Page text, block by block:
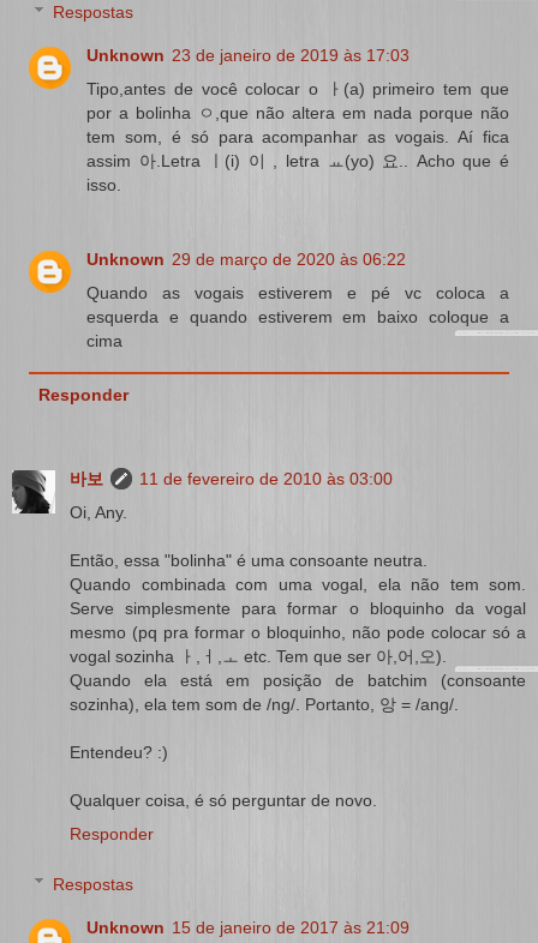
Respostas
Unknown 23 de janeiro de 2019 às 17:03
Tipo,antes de você colocar o ㅏ(a) primeiro tem que
por a bolinha ㅇ,que não altera em nada porque não
tem som, é só para acompanhar as vogais. Aí fica
assim 아.Letra ㅣ(i) 이 , letra ㅛ(yo) 요.. Acho que é
isso.
Unknown 29 de março de 2020 às 06:22
Quando as vogais estiverem e pé vc coloca a
esquerda e quando estiverem em baixo coloque a
cima
Responder
바보
11 de fevereiro de 2010 às 03:00
Oi, Any.
Então, essa "bolinha" é uma consoante neutra.
Quando combinada com uma vogal, ela não tem som.
Serve simplesmente para formar o bloquinho da vogal
mesmo (pq pra formar o bloquinho, não pode colocar só a
vogal sozinha ㅏ,ㅓ,ㅗ etc. Tem que ser 아,어,오).
Quando ela está em posição de batchim (consoante
sozinha), ela tem som de /ng/. Portanto, 앙 = /ang/.
Entendeu? :)
Qualquer coisa, é só perguntar de novo.
Responder
Respostas
Unknown 15 de janeiro de 2017 às 21:09